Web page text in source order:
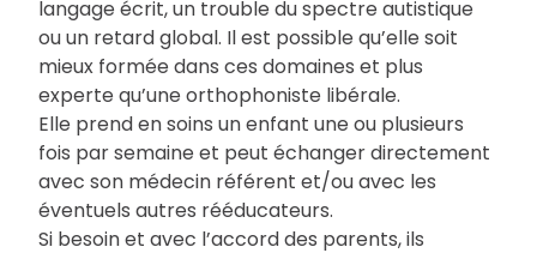
langage écrit, un trouble du spectre autistique
ou un retard global. Il est possible qu’elle soit
mieux formée dans ces domaines et plus
experte qu’une orthophoniste libérale.
Elle prend en soins un enfant une ou plusieurs
fois par semaine et peut échanger directement
avec son médecin référent et/ou avec les
éventuels autres rééducateurs.
Si besoin et avec l’accord des parents, ils